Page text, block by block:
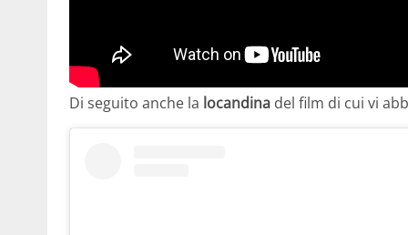
Di seguito anche la locandina del film di cui vi